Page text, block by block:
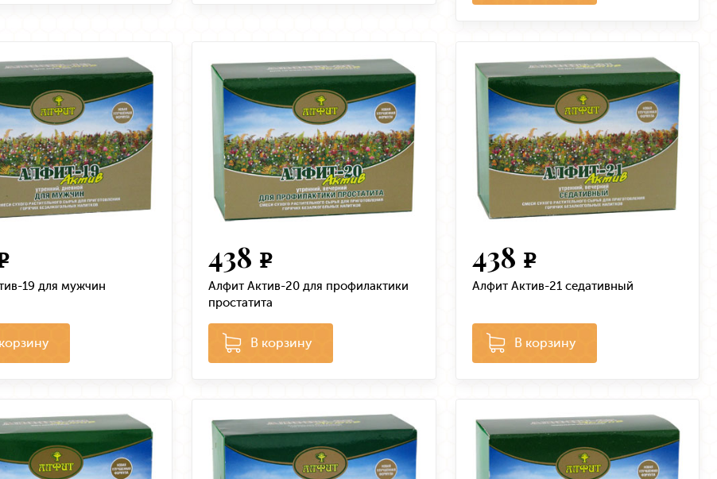
19 для мужчин
438 e
Алфит Актив-20 для профилактики
простатита
В корзину
438 e
Алфит Актив-21 седативный
В корзину